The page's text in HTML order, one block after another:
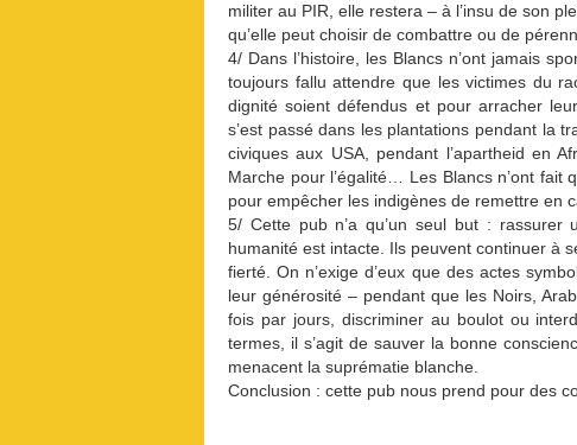
militer au PIR, elle restera – à l’insu de son
qu’elle peut choisir de combattre ou de
4/ Dans l’histoire, les Blancs n’ont jamais
toujours fallu attendre que les victimes du
dignité soient défendus et pour arracher
s’est passé dans les plantations pendant la
civiques aux USA, pendant l’apartheid en
Marche pour l’égalité… Les Blancs n’ont fait
pour empêcher les indigènes de remettre en
5/ Cette pub n’a qu’un seul but :
humanité est intacte. Ils peuvent continuer à
fierté. On n’exige d’eux que des actes
leur générosité – pendant que les Noirs,
fois par jours, discriminer au boulot ou
termes, il s’agit de sauver la bonne
menacent la suprématie blanche.
Conclusion : cette pub nous prend pour des